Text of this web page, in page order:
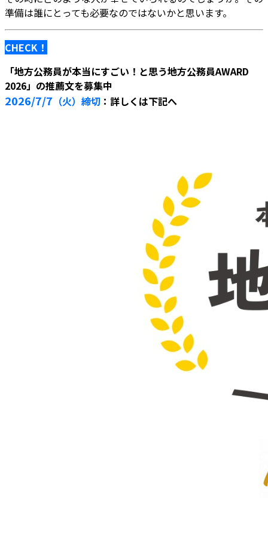
準備は誰にとっても必要なのではないかと思います。
CHECK！
「地方公務員が本当にすごい！と思う地方公務員AWARD
2026」の推薦文を募集中
2026/7/7 （火）締切 ：詳しくは下記へ